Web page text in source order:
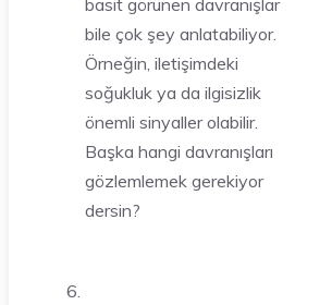
basit görünen davranışlar
bile çok şey anlatabiliyor.
Örneğin, iletişimdeki
soğukluk ya da ilgisizlik
önemli sinyaller olabilir.
Başka hangi davranışları
gözlemlemek gerekiyor
dersin?